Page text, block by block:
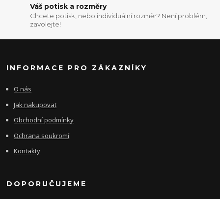
Váš potisk a rozměry
Chcete potisk, nebo individuální rozměr? Není problém,
zavolejte!
INFORMACE PRO ZÁKAZNÍKY
O nás
Jak nakupovat
Obchodní podmínky
Ochrana soukromí
Kontakty
DOPORUČUJEME